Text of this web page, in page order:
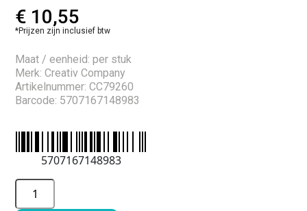
€ 10,55
*Prijzen zijn inclusief btw
Maat / eenheid: per stuk
Merk: Creativ Company
Artikelnummer: CC79260
Barcode: 5707167148983
5707167148983